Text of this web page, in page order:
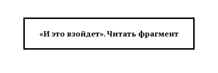
«И это взойдет». Читать фрагмент